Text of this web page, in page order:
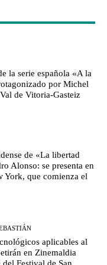
la serie española «A la
por Michel
de Vitoria-Gasteiz
de «La libertad
Alonso: se presenta en
York, que comienza el
aplicables al
en Zinemaldia